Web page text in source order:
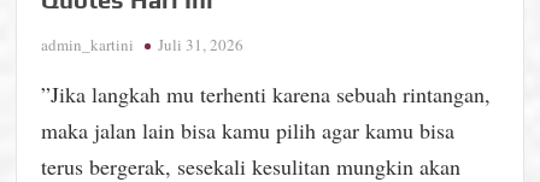
admin_kartini Juli 31, 2026
”Jika langkah mu terhenti karena sebuah rintangan,
maka jalan lain bisa kamu pilih agar kamu bisa
terus bergerak, sesekali kesulitan mungkin akan